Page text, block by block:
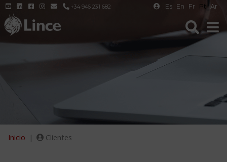
+34 946 231 682 Es En Fr Pt Ar
Inicio Clientes